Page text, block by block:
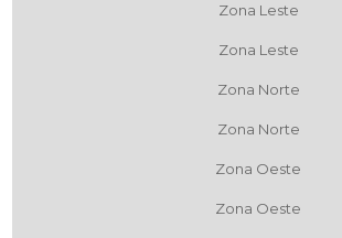
Zona Leste
Zona Leste
Zona Norte
Zona Norte
Zona Oeste
Zona Oeste